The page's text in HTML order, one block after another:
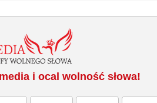
i ocal wolność słowa!